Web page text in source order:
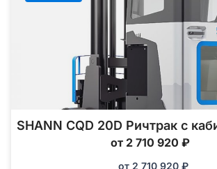
SHANN CQD 20D Ричтрак с
от 2 710 920 ₽
от 2 710 920 ₽